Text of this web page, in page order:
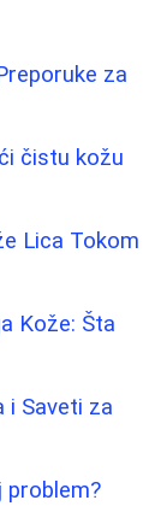
za
čistu kožu
Lica Tokom
Kože: Šta
i Saveti za